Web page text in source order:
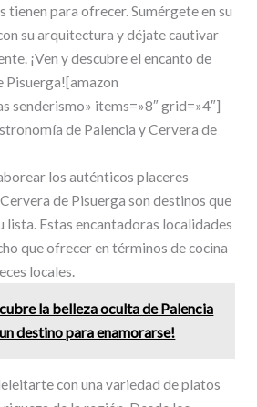
tienen para ofrecer. Sumérgete en su
su arquitectura y déjate cautivar
¡Ven y descubre el encanto de
Pisuerga![amazon
senderismo» items=»8″ grid=»4″]
de Palencia y Cervera de
los auténticos placeres
de Pisuerga son destinos que
lista. Estas encantadoras localidades
que ofrecer en términos de cocina
locales.
la belleza oculta de Palencia
destino para enamorarse!
con una variedad de platos